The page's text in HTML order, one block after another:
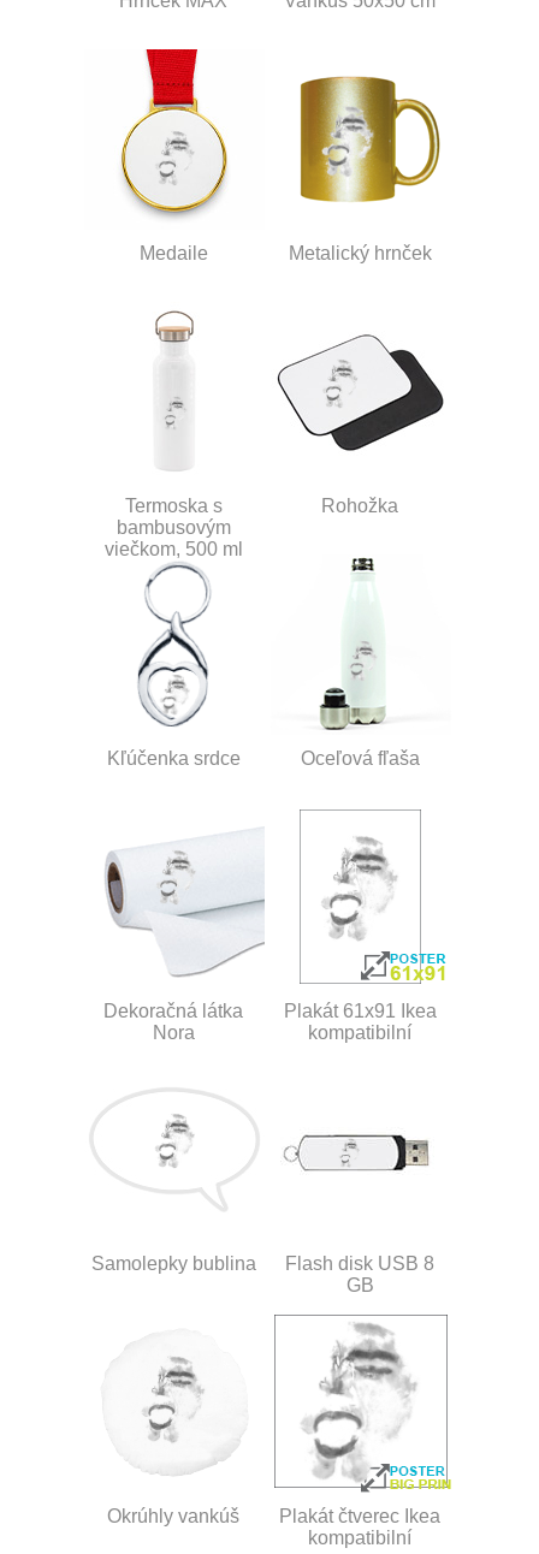
Medaile Metalický hrnček
Termoska s
bambusovým
viečkom, 500 ml
Rohožka
Kľúčenka srdce Oceľová fľaša
Dekoračná látka
Nora
Plakát 61x91 Ikea
kompatibilní
Samolepky bublina
Flash disk USB 8
GB
Okrúhly vankúš
Plakát čtverec Ikea
kompatibilní